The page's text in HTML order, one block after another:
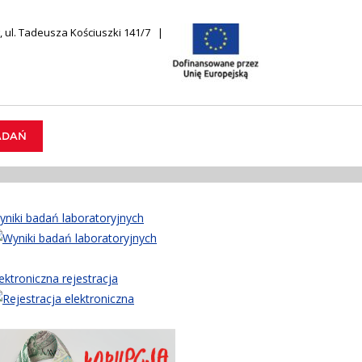
ul. Tadeusza Kościuszki 141/7
badań laboratoryjnych
rejestracja